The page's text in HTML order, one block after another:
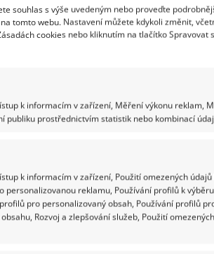
souhlas s výše uvedeným nebo proveďte
tomto webu. Nastavení můžete kdykoli změnit,
cookies nebo kliknutím na tlačítko Spravovat
k informacím v zařízení, Měření výkonu reklam,
publiku prostřednictvím statistik nebo kombinací
k informacím v zařízení, Použití omezených
personalizovanou reklamu, Používání profilů k
pro personalizovaný obsah, Používání profilů
Rozvoj a zlepšování služeb, Použití
roky nevěděla, co se s ní děje.